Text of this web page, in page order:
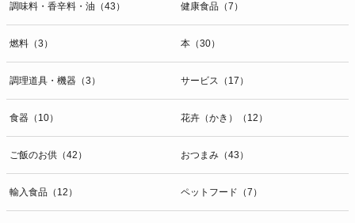
調味料・香辛料・油（43） 健康食品（7）
燃料（3） 本（30）
調理道具・機器（3） サービス（17）
食器（10） 花卉（かき）（12）
ご飯のお供（42） おつまみ（43）
輸入食品（12） ペットフード（7）